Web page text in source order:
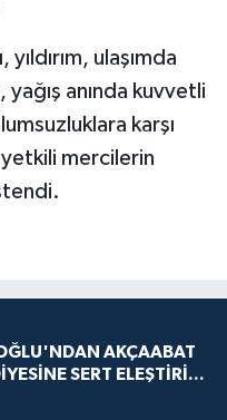
yıldırım, ulaşımda
yağış anında kuvvetli
karşı
mercilerin
AKÇAABAT
SERT ELEŞTİRİ...